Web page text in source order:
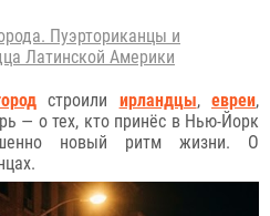
Пуэрториканцы и
Латинской Америки
строили ирландцы,евреи,
— о тех, кто принёс в Нью-Йорк
новый ритм жизни. О